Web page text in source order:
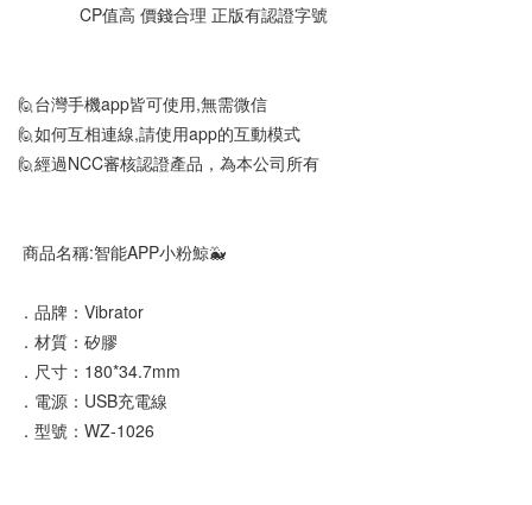
CP值高 價錢合理 正版有認證字號
🙋台灣手機app皆可使用,無需微信
🙋如何互相連線,請使用app的互動模式
🙋經過NCC審核認證產品，為本公司所有
商品名稱:智能APP小粉鯨🐳
．品牌：Vibrator
．材質：矽膠
．尺寸：180*34.7mm
．電源：USB充電線
．型號：WZ-1026